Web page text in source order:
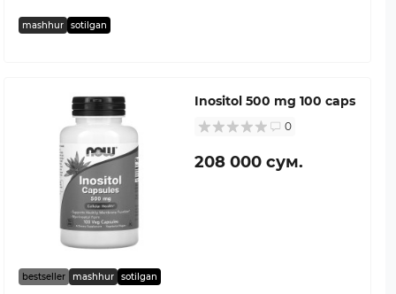
mashhur sotilgan
bestseller mashhur sotilgan
Inositol 500 mg 100 caps
0
208 000 сум.